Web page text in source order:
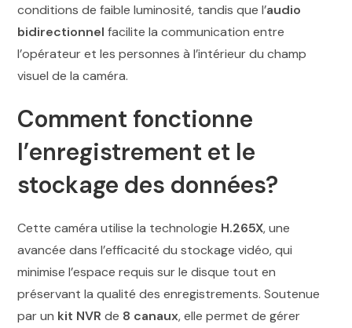
conditions de faible luminosité, tandis que l’audio
bidirectionnel facilite la communication entre
l’opérateur et les personnes à l’intérieur du champ
visuel de la caméra.
Comment fonctionne
l’enregistrement et le
stockage des données?
Cette caméra utilise la technologie H.265X, une
avancée dans l’efficacité du stockage vidéo, qui
minimise l’espace requis sur le disque tout en
préservant la qualité des enregistrements. Soutenue
par un kit NVR de 8 canaux, elle permet de gérer